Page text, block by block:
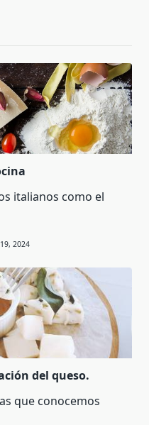
italianos como el
2024
del queso.
que conocemos